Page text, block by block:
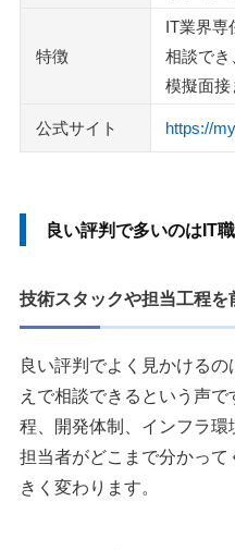
合わない可能性がある人
求人を紹介されないとき
か？
ダメな転職エージェント
迷うなら初回面談で求人の
マイナビ転職 ITエージェン
ワークポート
Geekly（ギークリー）
特徴
IT業界専
相談でき
模擬面接
公式サイト https://
良い評判で多いのはIT
技術スタックや担当工程を
良い評判でよく見かける
えで相談できるという声
程、開発体制、インフラ環
担当者がどこまで分かっ
きく変わります。